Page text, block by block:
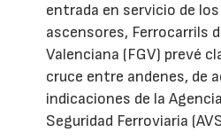
entrada en servicio de
ascensores, Ferrocarrils
Valenciana (FGV) prevé
cruce entre andenes, de
indicaciones de la
Seguridad Ferroviaria